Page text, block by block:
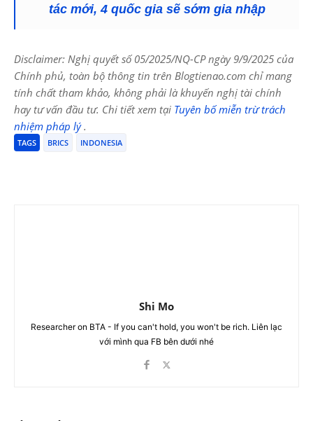
tác mới, 4 quốc gia sẽ sớm gia nhập
Disclaimer: Nghị quyết số 05/2025/NQ-CP ngày 9/9/2025 của
Chính phủ, toàn bộ thông tin trên Blogtienao.com chỉ mang
tính chất tham khảo, không phải là khuyến nghị tài chính
hay tư vấn đầu tư. Chi tiết xem tại Tuyên bố miễn trừ trách
nhiệm pháp lý.
TAGS BRICS INDONESIA
Shi Mo
Researcher on BTA - If you can't hold, you won't be rich. Liên lạc
với mình qua FB bên dưới nhé